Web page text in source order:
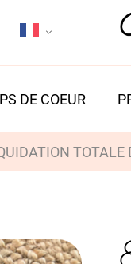
DE COEUR
TOTALE